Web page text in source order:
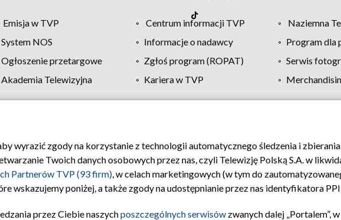
Emisja w TVP Centrum informacji TVP Naziemna
System NOS Informacje o nadawcy
Program dla
Ogłoszenie przetargowe Zgłoś program (ROPAT)
Serwis
Akademia Telewizyjna Kariera w TVP
TVP Polityka prywatności Moje zgody Pomoc Biuro
wyrazić zgody na korzystanie z technologii automatycznego śledzenia i
Twoich danych osobowych przez nas, czyli Telewizję Polską S.A. w
Partnerów TVP (93 firm), w celach marketingowych (w tym do
wskazujemy poniżej, a także zgody na udostępnianie przez nas identyfikatora
przez Ciebie naszychposzczególnych serwisów zwanych dalej „Portalem”,